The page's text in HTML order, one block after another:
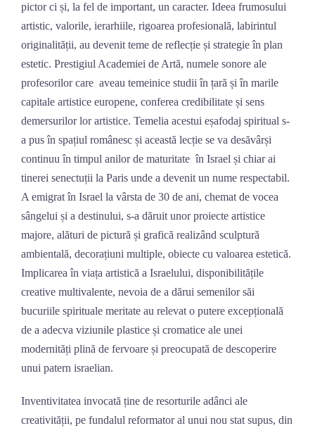
pictor ci și, la fel de important, un caracter. Ideea frumosului
artistic, valorile, ierarhiile, rigoarea profesională, labirintul
originalității, au devenit teme de reflecție și strategie în plan
estetic. Prestigiul Academiei de Artă, numele sonore ale
profesorilor care aveau temeinice studii în țară și în marile
capitale artistice europene, conferea credibilitate și sens
demersurilor lor artistice. Temelia acestui eșafodaj spiritual s-
a pus în spațiul românesc și această lecție se va desăvârși
continuu în timpul anilor de maturitate în Israel și chiar ai
tinerei senectuții la Paris unde a devenit un nume respectabil.
A emigrat în Israel la vârsta de 30 de ani, chemat de vocea
sângelui și a destinului, s-a dăruit unor proiecte artistice
majore, alături de pictură și grafică realizând sculptură
ambientală, decorațiuni multiple, obiecte cu valoarea estetică.
Implicarea în viața artistică a Israelului, disponibilitățile
creative multivalente, nevoia de a dărui semenilor săi
bucuriile spirituale meritate au relevat o putere excepțională
de a adecva viziunile plastice și cromatice ale unei
modernități plină de fervoare și preocupată de descoperire
unui patern israelian.
Inventivitatea invocată ține de resorturile adânci ale
creativității, pe fundalul reformator al unui nou stat supus, din